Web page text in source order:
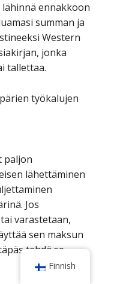
ennakkoon
summan ja
Western
jonka
tallettaa.
työkalujen
paljon
lähettäminen
Jos
varastetaan,
sen maksun
tehdä se
Finnish